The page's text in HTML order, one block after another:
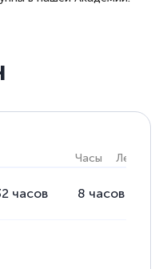
мной
Часы Лекции
часов 8 часов